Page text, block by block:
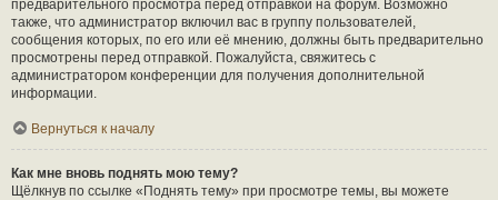
предварительного просмотра перед отправкой на форум. Возможно
также, что администратор включил вас в группу пользователей,
сообщения которых, по его или её мнению, должны быть предварительно
просмотрены перед отправкой. Пожалуйста, свяжитесь с
администратором конференции для получения дополнительной
информации.
Вернуться к началу
Как мне вновь поднять мою тему?
Щёлкнув по ссылке «Поднять тему» при просмотре темы, вы можете